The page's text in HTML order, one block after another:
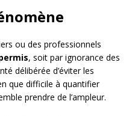
ou des professionnels
, soit par ignorance des
délibérée d’éviter les
que difficile à quantifier
prendre de l’ampleur.